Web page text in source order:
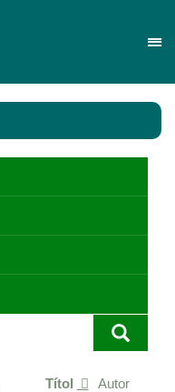
el
de
Títol Autor